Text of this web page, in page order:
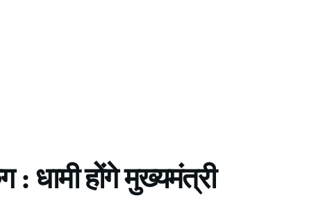
: धामी होंगे मुख्यमंत्री